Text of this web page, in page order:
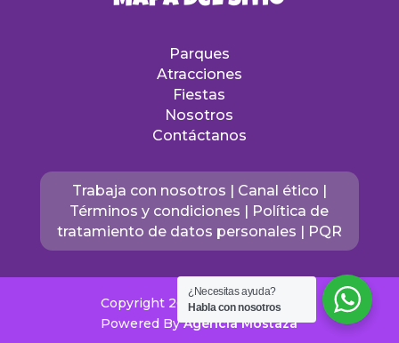
Parques
Atracciones
Fiestas
Nosotros
Contáctanos
Trabaja con nosotros Canal ético
Términos y condiciones |
Política de
tratamiento de datos personales
PQR
Copyright 2024 © - CITY PARK
Powered ByAgencia Mostaza
¿Necesitas ayuda?
Habla con nosotros